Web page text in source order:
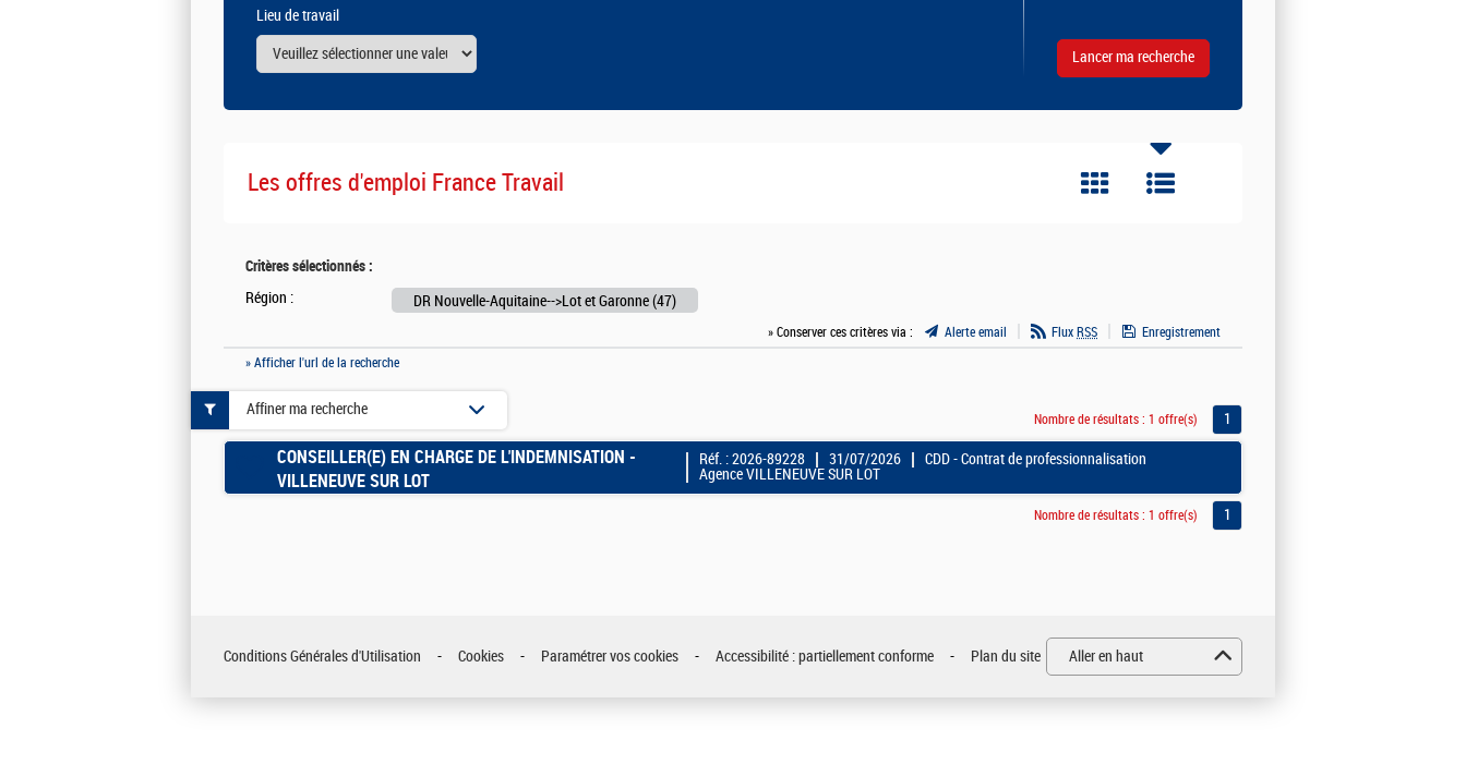
Lieu de travail
Les offres d'emploi France Travail
Critères sélectionnés :
Région : DR Nouvelle-Aquitaine-->Lot et Garonne (47)
» Conserver ces critères via : Alerte email Flux RSS
Enregistrement
» Afficher l'url de la recherche
Nombre de résultats : 1 offre(s) 1
CONSEILLER(E) EN CHARGE DE L'INDEMNISATION -
VILLENEUVE SUR LOT
Réf. : 2026-89228 31/07/2026
CDD - Contrat de professionnalisation
Agence VILLENEUVE SUR LOT
Affiner ma recherche
Nombre de résultats : 1 offre(s) 1
Conditions Générales d'Utilisation Cookies Paramétrer vos cookies Accessibilité : partiellement conforme Plan du site Aller en haut